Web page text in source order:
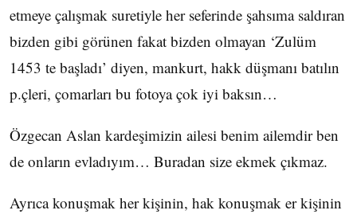
etmeye çalışmak suretiyle her seferinde şahsıma saldıran
bizden gibi görünen fakat bizden olmayan ‘Zulüm
1453 te başladı’ diyen, mankurt, hakk düşmanı batılın
p.çleri, çomarları bu fotoya çok iyi baksın…
Özgecan Aslan kardeşimizin ailesi benim ailemdir ben
de onların evladıyım… Buradan size ekmek çıkmaz.
Ayrıca konuşmak her kişinin, hak konuşmak er kişinin